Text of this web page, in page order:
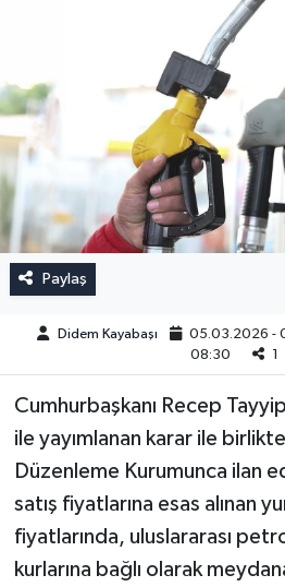
Paylaş
Didem Kayabaşı 05.03.2026 -
08:30
1
Cumhurbaşkanı Recep
ile yayımlanan karar ile
Düzenleme Kurumunca ilan
satış fiyatlarına esas alınan
fiyatlarında, uluslararası
kurlarına bağlı olarak